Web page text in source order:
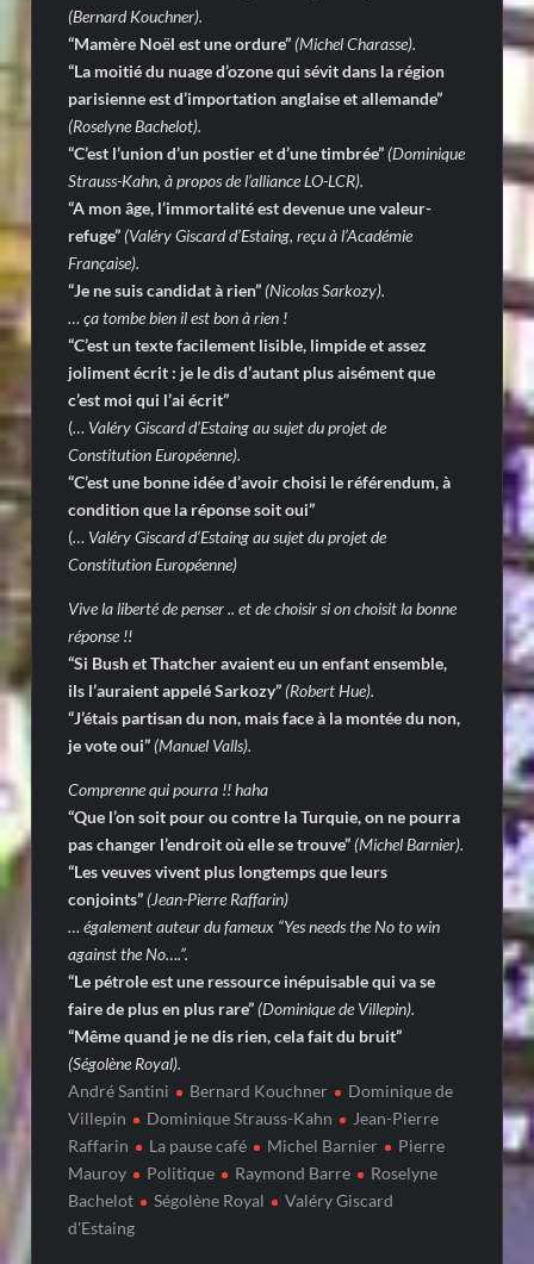
(Bernard Kouchner).
“Mamère Noël est une ordure” (Michel Charasse).
“La moitié du nuage d’ozone qui sévit dans la région
parisienne est d’importation anglaise et allemande”
(Roselyne Bachelot).
“C’est l’union d’un postier et d’une timbrée” (Dominique
Strauss-Kahn, à propos de l’alliance LO-LCR).
“A mon âge, l’immortalité est devenue une valeur-
refuge” (Valéry Giscard d’Estaing, reçu à l’Académie
Française).
“Je ne suis candidat à rien” (Nicolas Sarkozy).
… ça tombe bien il est bon à rien !
“C’est un texte facilement lisible, limpide et assez
joliment écrit : je le dis d’autant plus aisément que
c’est moi qui l’ai écrit”
(… Valéry Giscard d’Estaing au sujet du projet de
Constitution Européenne).
“C’est une bonne idée d’avoir choisi le référendum, à
condition que la réponse soit oui”
(… Valéry Giscard d’Estaing au sujet du projet de
Constitution Européenne)
Vive la liberté de penser .. et de choisir si on choisit la bonne
réponse !!
“Si Bush et Thatcher avaient eu un enfant ensemble,
ils l’auraient appelé Sarkozy” (Robert Hue).
“J’étais partisan du non, mais face à la montée du non,
je vote oui” (Manuel Valls).
Comprenne qui pourra !! haha
“Que l’on soit pour ou contre la Turquie, on ne pourra
pas changer l’endroit où elle se trouve” (Michel Barnier).
“Les veuves vivent plus longtemps que leurs
conjoints” (Jean-Pierre Raffarin)
… également auteur du fameux “Yes needs the No to win
against the No….”.
“Le pétrole est une ressource inépuisable qui va se
faire de plus en plus rare” (Dominique de Villepin).
“Même quand je ne dis rien, cela fait du bruit”
(Ségolène Royal).
André Santini
Bernard Kouchner
Dominique de
Villepin
Dominique Strauss-Kahn
Jean-Pierre
Raffarin
La pause café Michel Barnier
Pierre
Mauroy
Politique Raymond Barre
Roselyne
Bachelot
Ségolène Royal
Valéry Giscard
d'Estaing